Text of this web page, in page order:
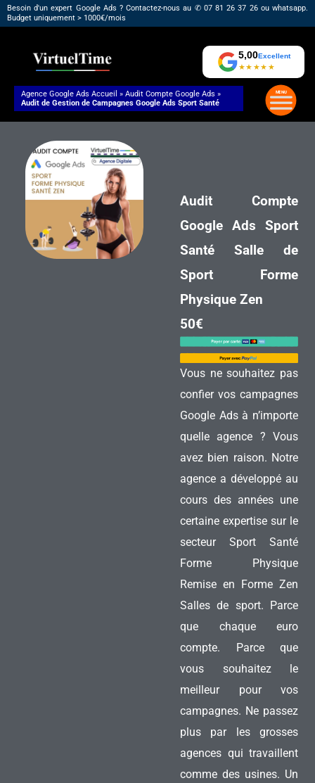
Besoin d'un expert Google Ads ? Contactez-nous au ✆ 07 81 26 37 26 ou whatsapp.
Budget uniquement > 1000€/mois
Aller
au
contenu
Agence Google Ads Accueil » Audit Compte Google Ads »
Audit de Gestion de Campagnes Google Ads Sport Santé
Audit Compte
Google Ads Sport
Santé Salle de
Sport Forme
Physique Zen
50€
Vous ne souhaitez pas
confier vos campagnes
Google Ads à n’importe
quelle agence ? Vous
avez bien raison. Notre
agence a développé au
cours des années une
certaine expertise sur le
secteur Sport Santé
Forme Physique
Remise en Forme Zen
Salles de sport. Parce
que chaque euro
compte. Parce que
vous souhaitez le
meilleur pour vos
campagnes. Ne passez
plus par les grosses
agences qui travaillent
comme des usines. Un
5,00Excellent
★★★★★